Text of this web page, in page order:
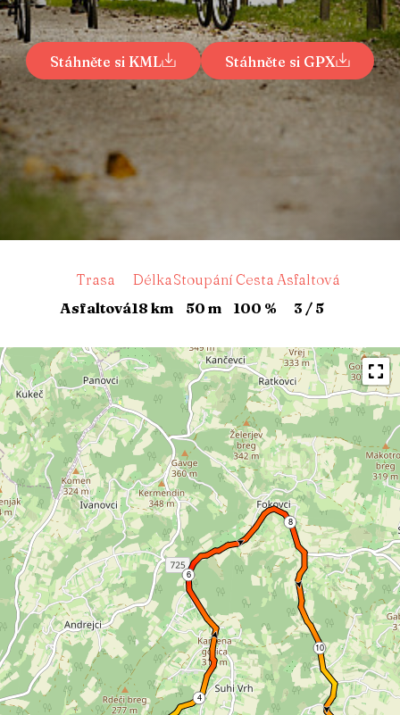
Stáhněte si KML Stáhněte si GPX
Trasa
Asfaltová
Délka
18 km
Stoupání
50 m
Cesta
100 %
Asfaltová
3 / 5